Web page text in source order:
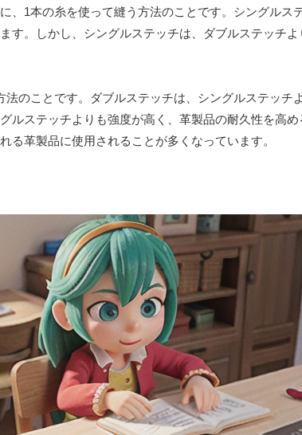
、1本の糸を使って縫う方法のことです。シングルス
す。しかし、シングルステッチは、ダブルステッチ
のことです。ダブルステッチは、シングルステッチ
ルステッチよりも強度が高く、革製品の耐久性を高め
る革製品に使用されることが多くなっています。